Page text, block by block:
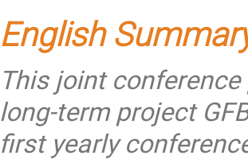
English
This joint
long-term project
first yearly